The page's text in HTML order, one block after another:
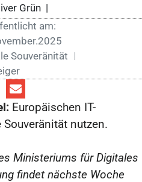
Grün |
am:
Souveränität
Europäischen IT-
nutzen.
Ministeriums für Digitales
findet nächste Woche